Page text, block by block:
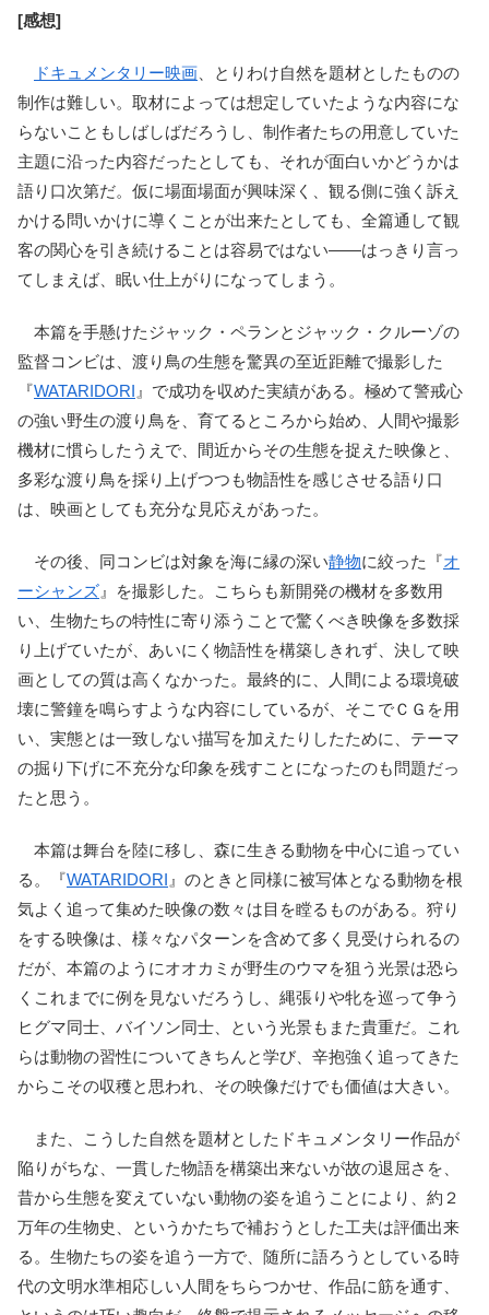
[感想]
ドキュメンタリー映画 、とりわけ自然を題材としたものの
制作は難しい。取材によっては想定していたような内容にな
らないこともしばしばだろうし、制作者たちの用意していた
主題に沿った内容だったとしても、それが面白いかどうかは
語り口次第だ。仮に場面場面が興味深く、観る側に強く訴え
かける問いかけに導くことが出来たとしても、全篇通して観
客の関心を引き続けることは容易ではない――はっきり言っ
てしまえば、眠い仕上がりになってしまう。
本篇を手懸けたジャック・ペランとジャック・クルーゾの
監督コンビは、渡り鳥の生態を驚異の至近距離で撮影した
『WATARIDORI 』で成功を収めた実績がある。極めて警戒心
の強い野生の渡り鳥を、育てるところから始め、人間や撮影
機材に慣らしたうえで、間近からその生態を捉えた映像と、
多彩な渡り鳥を採り上げつつも物語性を感じさせる語り口
は、映画としても充分な見応えがあった。
その後、同コンビは対象を海に縁の深い静物に絞った『オ
ーシャンズ 』を撮影した。こちらも新開発の機材を多数用
い、生物たちの特性に寄り添うことで驚くべき映像を多数採
り上げていたが、あいにく物語性を構築しきれず、決して映
画としての質は高くなかった。最終的に、人間による環境破
壊に警鐘を鳴らすような内容にしているが、そこでＣＧを用
い、実態とは一致しない描写を加えたりしたために、テーマ
の掘り下げに不充分な印象を残すことになったのも問題だっ
たと思う。
本篇は舞台を陸に移し、森に生きる動物を中心に追ってい
る。『WATARIDORI 』のときと同様に被写体となる動物を根
気よく追って集めた映像の数々は目を瞠るものがある。狩り
をする映像は、様々なパターンを含めて多く見受けられるの
だが、本篇のようにオオカミが野生のウマを狙う光景は恐ら
くこれまでに例を見ないだろうし、縄張りや牝を巡って争う
ヒグマ同士、バイソン同士、という光景もまた貴重だ。これ
らは動物の習性についてきちんと学び、辛抱強く追ってきた
からこその収穫と思われ、その映像だけでも価値は大きい。
また、こうした自然を題材としたドキュメンタリー作品が
陥りがちな、一貫した物語を構築出来ないが故の退屈さを、
昔から生態を変えていない動物の姿を追うことにより、約２
万年の生物史、というかたちで補おうとした工夫は評価出来
る。生物たちの姿を追う一方で、随所に語ろうとしている時
代の文明水準相応しい人間をちらつかせ、作品に筋を通す、